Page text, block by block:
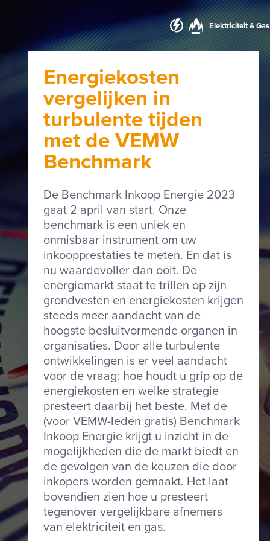
Energiekosten
vergelijken in
turbulente tijden
met de VEMW
Benchmark
De Benchmark Inkoop Energie 2023
gaat 2 april van start. Onze
benchmark is een uniek en
onmisbaar instrument om uw
inkoopprestaties te meten. En dat is
nu waardevoller dan ooit. De
energiemarkt staat te trillen op zijn
grondvesten en energiekosten krijgen
steeds meer aandacht van de
hoogste besluitvormende organen in
organisaties. Door alle turbulente
ontwikkelingen is er veel aandacht
voor de vraag: hoe houdt u grip op de
energiekosten en welke strategie
presteert daarbij het beste. Met de
(voor VEMW-leden gratis) Benchmark
Inkoop Energie krijgt u inzicht in de
mogelijkheden die de markt biedt en
de gevolgen van de keuzen die door
inkopers worden gemaakt. Het laat
bovendien zien hoe u presteert
tegenover vergelijkbare afnemers
van elektriciteit en gas.
Elektriciteit & Gas